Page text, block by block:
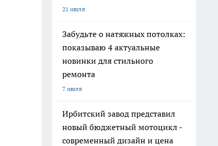
21 июля
Забудьте о натяжных потолках:
показываю 4 актуальные
новинки для стильного
ремонта
7 июля
Ирбитский завод представил
новый бюджетный мотоцикл -
современный дизайн и цена